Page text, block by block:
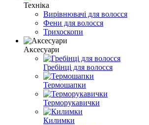
Техніка
Вирівнювачі для волосся
Фени для волосся
Трихоскопи
Аксесуари
Гребінці для волосся
Термошапки
Терморукавички
Килимки